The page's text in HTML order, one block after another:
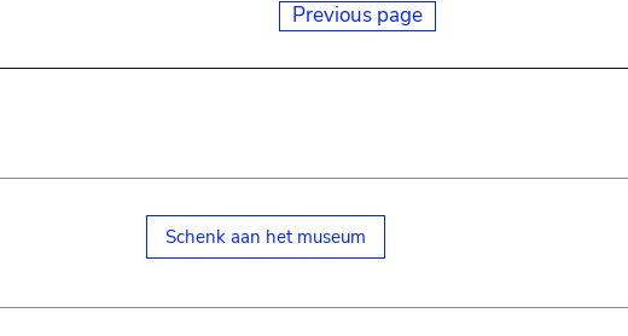
Previous page
Schenk aan het museum